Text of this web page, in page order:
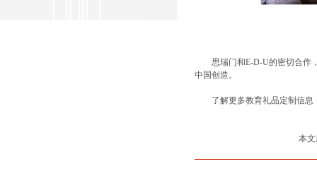
思瑞门和E-D-U的密切合作，
中国创造。
了解更多教育礼品定制信息
本文所涉图片、照片